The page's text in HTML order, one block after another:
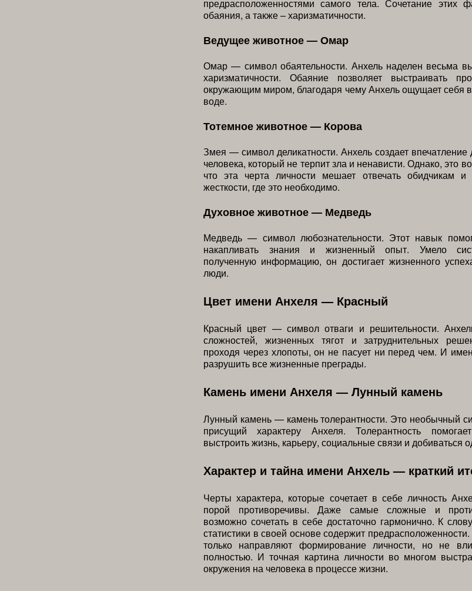
предрасположенностями самого тела. Сочетание этих
обаяния, а также – харизматичности.
Ведущее животное — Омар
Омар — символ обаятельности. Анхель наделен весьма
харизматичности. Обаяние позволяет выстраивать
окружающим миром, благодаря чему Анхель ощущает себя
воде.
Тотемное животное — Корова
Змея — символ деликатности. Анхель создает впечатление
человека, который не терпит зла и ненависти. Однако, это
что эта черта личности мешает отвечать обидчикам и
жесткости, где это необходимо.
Духовное животное — Медведь
Медведь — символ любознательности. Этот навык
накапливать знания и жизненный опыт. Умело
полученную информацию, он достигает жизненного
люди.
Цвет имени Анхеля — Красный
Красный цвет — символ отваги и решительности.
сложностей, жизненных тягот и затруднительных
проходя через хлопоты, он не пасует ни перед чем. И
разрушить все жизненные преграды.
Камень имени Анхеля — Лунный камень
Лунный камень — камень толерантности. Это необычный
присущий характеру Анхеля. Толерантность
выстроить жизнь, карьеру, социальные связи и добиваться
Характер и тайна имени Анхель — краткий
Черты характера, которые сочетает в себе личность
порой противоречивы. Даже самые сложные и
возможно сочетать в себе достаточно гармонично. К
статистики в своей основе содержит
только направляют формирование личности, но не
полностью. И точная картина личности во многом
окружения на человека в процессе жизни.